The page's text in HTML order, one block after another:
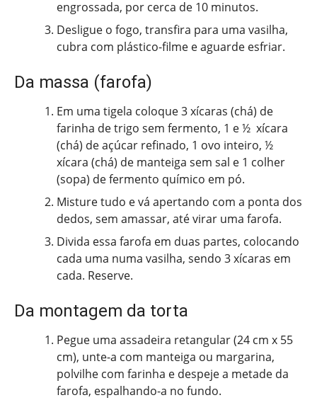
engrossada, por cerca de 10 minutos.
Desligue o fogo, transfira para uma vasilha,
cubra com plástico-filme e aguarde esfriar.
Da massa (farofa)
Em uma tigela coloque 3 xícaras (chá) de
farinha de trigo sem fermento, 1 e ½ xícara
(chá) de açúcar refinado, 1 ovo inteiro, ½
xícara (chá) de manteiga sem sal e 1 colher
(sopa) de fermento químico em pó.
Misture tudo e vá apertando com a ponta dos
dedos, sem amassar, até virar uma farofa.
Divida essa farofa em duas partes, colocando
cada uma numa vasilha, sendo 3 xícaras em
cada. Reserve.
Da montagem da torta
Pegue uma assadeira retangular (24 cm x 55
cm), unte-a com manteiga ou margarina,
polvilhe com farinha e despeje a metade da
farofa, espalhando-a no fundo.